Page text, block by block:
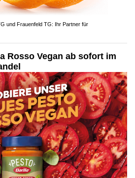
und Frauenfeld TG: Ihr Partner für
Rosso Vegan ab sofort im